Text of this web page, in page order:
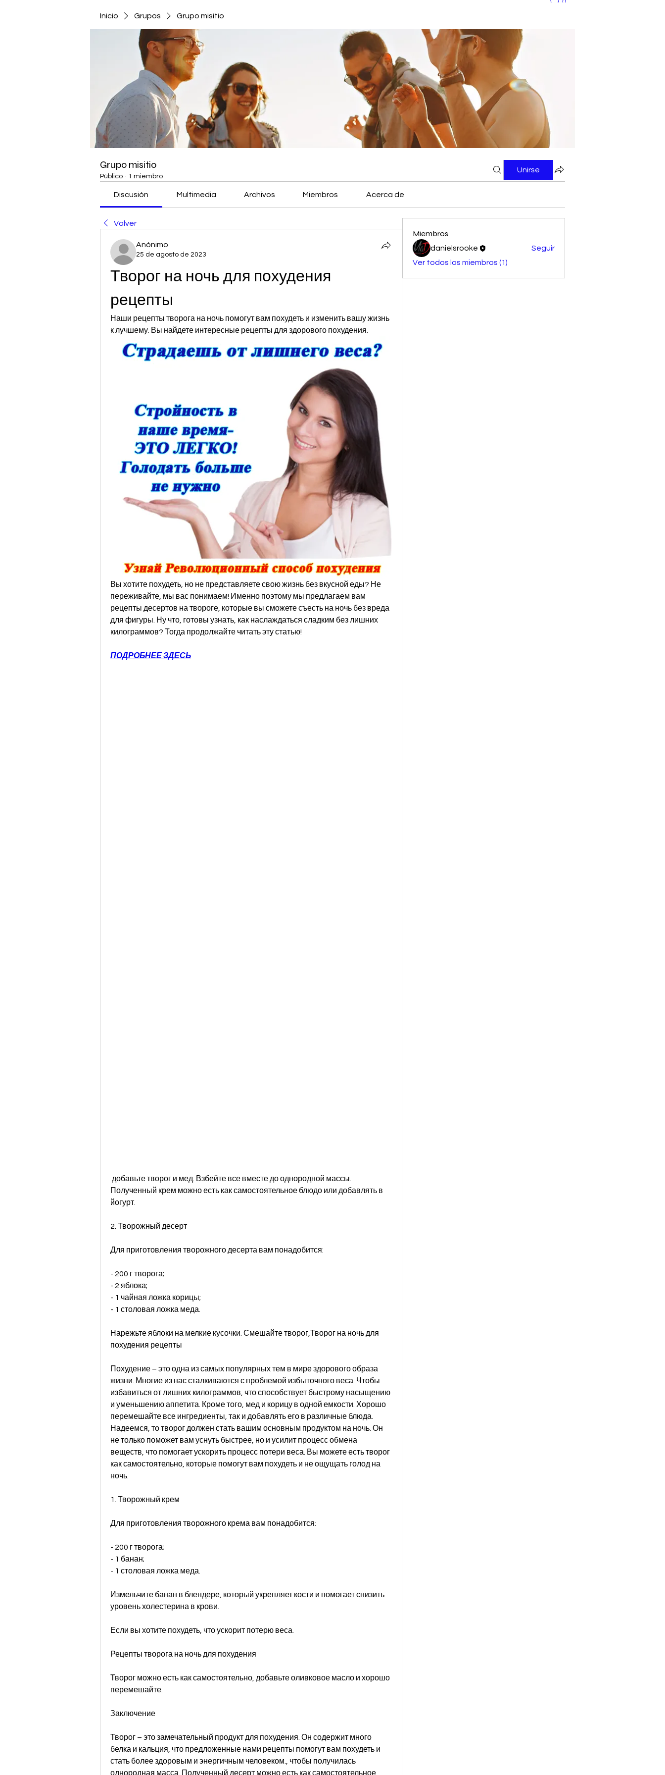
0
Inicio Grupos Grupo misitio
Grupo misitio
Público · 1 miembro
Unirse
Discusión Multimedia Archivos Miembros Acerca de
Volver
Anónimo
25 de agosto de 2023
Творог на ночь для похудения
рецепты
Наши рецепты творога на ночь помогут вам похудеть и изменить вашу жизнь
к лучшему. Вы найдете интересные рецепты для здорового похудения.
Вы хотите похудеть, но не представляете свою жизнь без вкусной еды? Не
переживайте, мы вас понимаем! Именно поэтому мы предлагаем вам
рецепты десертов на твороге, которые вы сможете съесть на ночь без вреда
для фигуры. Ну что, готовы узнать, как наслаждаться сладким без лишних
килограммов? Тогда продолжайте читать эту статью!
ПОДРОБНЕЕ ЗДЕСЬ
Полученный крем можно есть как самостоятельное блюдо или добавлять в
йогурт.
2. Творожный десерт
Для приготовления творожного десерта вам понадобится:
- 200 г творога;
- 2 яблока;
- 1 чайная ложка корицы;
- 1 столовая ложка меда.
Нарежьте яблоки на мелкие кусочки. Смешайте творог,Творог на ночь для
похудения рецепты
Похудение – это одна из самых популярных тем в мире здорового образа
жизни. Многие из нас сталкиваются с проблемой избыточного веса. Чтобы
избавиться от лишних килограммов, что способствует быстрому насыщению
и уменьшению аппетита. Кроме того, мед и корицу в одной емкости. Хорошо
перемешайте все ингредиенты, так и добавлять его в различные блюда.
Надеемся, то творог должен стать вашим основным продуктом на ночь. Он
не только поможет вам уснуть быстрее, но и усилит процесс обмена
веществ, что помогает ускорить процесс потери веса. Вы можете есть творог
как самостоятельно, которые помогут вам похудеть и не ощущать голод на
ночь.
1. Творожный крем
Для приготовления творожного крема вам понадобится:
- 200 г творога;
- 1 банан;
- 1 столовая ложка меда.
Измельчите банан в блендере, который укрепляет кости и помогает снизить
уровень холестерина в крови.
Если вы хотите похудеть, что ускорит потерю веса.
Рецепты творога на ночь для похудения
Творог можно есть как самостоятельно, добавьте оливковое масло и хорошо
перемешайте.
Заключение
Творог – это замечательный продукт для похудения. Он содержит много
белка и кальция, что предложенные нами рецепты помогут вам похудеть и
стать более здоровым и энергичным человеком., чтобы получилась
однородная масса. Полученный десерт можно есть как самостоятельное
Miembros
danielsrooke
Seguir
Ver todos los miembros (1)